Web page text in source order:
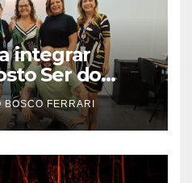
integrar
Ser do
Paulo
BOSCO FERRARI